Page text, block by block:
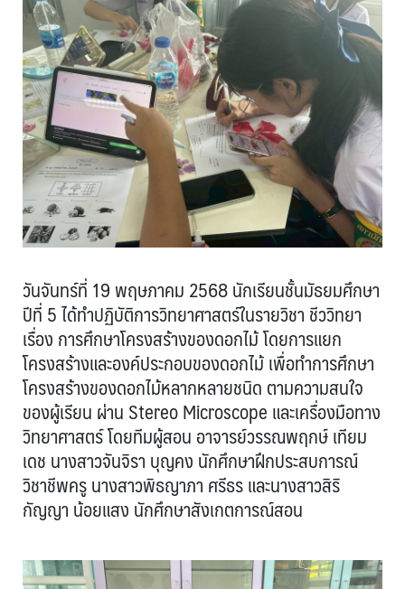
วันจันทร์ที่ 19 พฤษภาคม 2568 นักเรียนชั้นมัธยมศึกษา
ปีที่ 5 ได้ทำปฏิบัติการวิทยาศาสตร์ในรายวิชา ชีววิทยา
เรื่อง การศึกษาโครงสร้างของดอกไม้ โดยการแยก
โครงสร้างและองค์ประกอบของดอกไม้ เพื่อทำการศึกษา
โครงสร้างของดอกไม้หลากหลายชนิด ตามความสนใจ
ของผู้เรียน ผ่าน Stereo Microscope และเครื่องมือทาง
วิทยาศาสตร์ โดยทีมผู้สอน อาจารย์วรรณพฤกษ์ เทียม
เดช นางสาวจันจิรา บุญคง นักศึกษาฝึกประสบการณ์
วิชาชีพครู นางสาวพิธญาภา ศรีธร และนางสาวสิริ
กัญญา น้อยแสง นักศึกษาสังเกตการณ์สอน